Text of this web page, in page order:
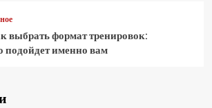
выбрать формат тренировок:
подойдет именно вам